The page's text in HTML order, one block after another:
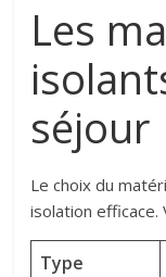
Les
séjour
Le choix du
isolation efficace.
Type